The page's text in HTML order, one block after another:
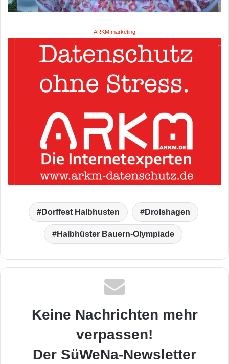
ARKM.marketing
Dorffest Halbhusten Drolshagen
Halbhüster Bauern-Olympiade
Keine Nachrichten mehr
verpassen!
Der SüWeNa-Newsletter